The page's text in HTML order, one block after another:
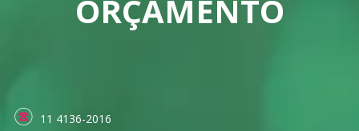
ORÇAMENTO
11 4136-2016